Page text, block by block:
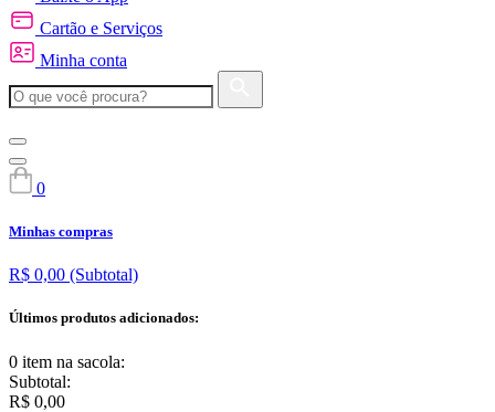
Cartão e Serviços
Minha conta
0
Minhas compras
R$ 0,00 (Subtotal)
Últimos produtos adicionados:
0 item na sacola:
Subtotal:
R$ 0,00